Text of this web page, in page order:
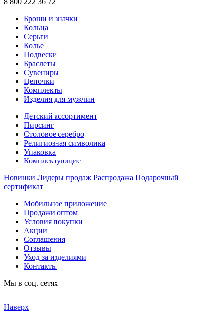
8 800 222 36 72
Броши и значки
Кольца
Серьги
Колье
Подвески
Браслеты
Сувениры
Цепочки
Комплекты
Изделия для мужчин
Детский ассортимент
Пирсинг
Столовое серебро
Религиозная символика
Упаковка
Комплектующие
Новинки Лидеры продаж Распродажа Подарочный
сертификат
Мобильное приложение
Продажи оптом
Условия покупки
Акции
Соглашения
Отзывы
Уход за изделиями
Контакты
Мы в соц. сетях
Наверх